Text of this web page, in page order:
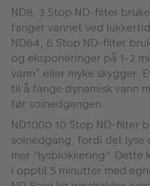
ND8, 3 Stop ND-filter
fanger vannet ved
ND64, 6 Stop ND-filter
og eksponeringer på 1-2
vann” eller myke skygger.
til å fange dynamisk vann
før solnedgangen.
ND1000 10 Stop ND-filter
solnedgang, fordi det lyse
mer "lysblokkering". Dette
i opptil 5 minutter med